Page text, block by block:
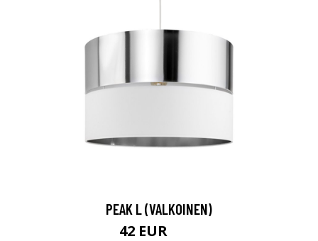
PEAK L (VALKOINEN)
42 EUR